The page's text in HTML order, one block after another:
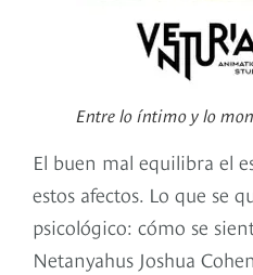
Entre lo íntimo y lo
El buen mal equilibra el
estos afectos. Lo que se
psicológico: cómo se
Netanyahus Joshua